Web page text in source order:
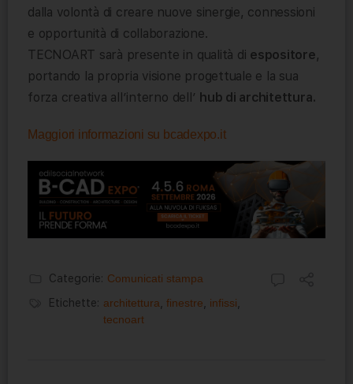
dalla volontà di creare nuove sinergie, connessioni
e opportunità di collaborazione.
TECNOART sarà presente in qualità di espositore,
portando la propria visione progettuale e la sua
forza creativa all’interno dell’ hub di architettura.
Maggiori informazioni su bcadexpo.it
Categorie: Comunicati stampa
Etichette: architettura finestre infissi
tecnoart